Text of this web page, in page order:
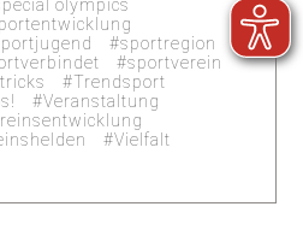
olympics
sportregion
sportverein
Trendsport
Veranstaltung
Vielfalt